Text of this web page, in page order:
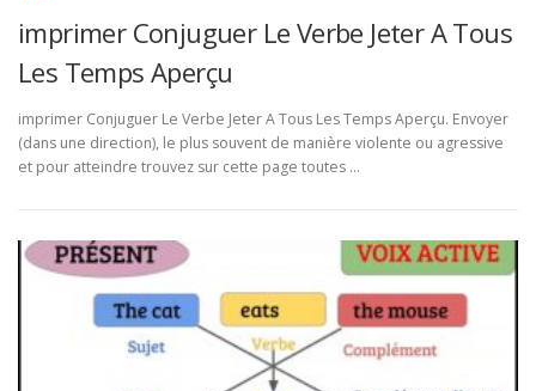
imprimer Conjuguer Le Verbe Jeter A Tous
Les Temps Aperçu
imprimer Conjuguer Le Verbe Jeter A Tous Les Temps Aperçu. Envoyer
(dans une direction), le plus souvent de manière violente ou agressive
et pour atteindre trouvez sur cette page toutes …